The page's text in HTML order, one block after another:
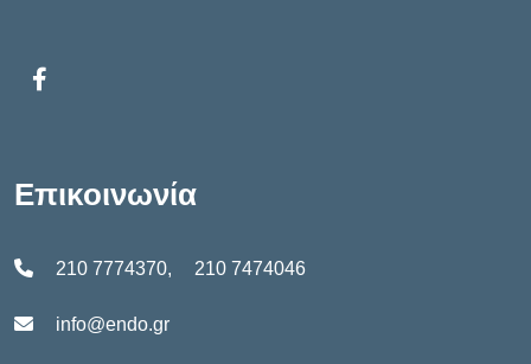
Επικοινωνία
210 7774370, 210 7474046
info@endo.gr